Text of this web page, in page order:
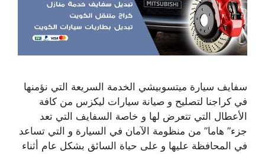
سفايف سيارة ميتسوبيشي الخدمة السريعة التي نؤمنها
في كراجنا لتصليح و صيانة سيارات ليكزس من كافة
الأعطال التي تتعرض لها و خاصة السفايف التي تعد
جزء” هاما” من منظومة الآمان في السيارة و التي تساعد
في المحافظة عليها و على حياة السائق بشكل عام أثناء